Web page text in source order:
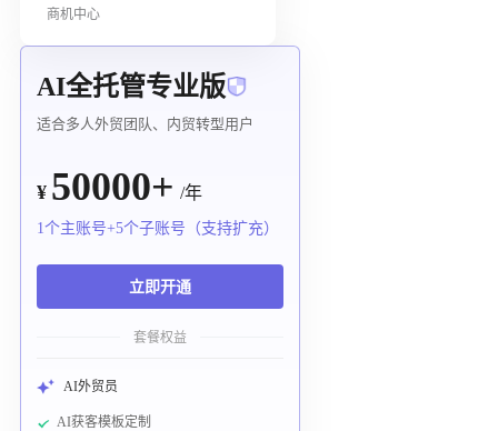
商机中心
AI全托管专业版
适合多人外贸团队、内贸转型用户
¥ 50000+ /年
1个主账号+5个子账号（支持扩充）
立即开通
套餐权益
AI外贸员
AI获客模板定制